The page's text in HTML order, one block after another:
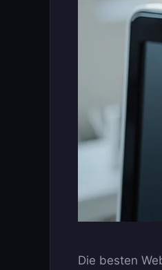
Die besten